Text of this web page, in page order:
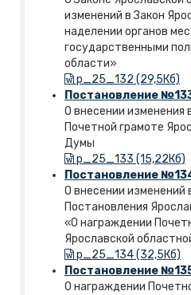
изменений в Закон
наделении органов
государственными
области»
p_25_132 (29,5Кб)
Постановление
О внесении изменения
Почетной грамоте
Думы
p_25_133 (15,22Кб)
Постановление
О внесении изменений
Постановления
«О награждении
Ярославской
p_25_134 (32,5Кб)
Постановление
О награждении